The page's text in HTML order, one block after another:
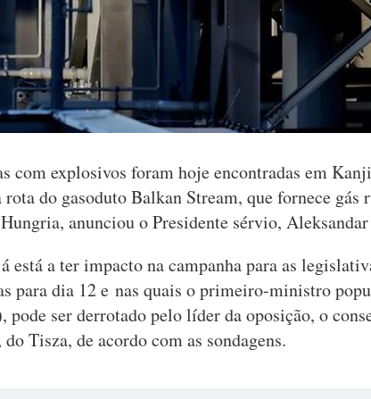
com explosivos foram hoje encontradas em
rota do gasoduto Balkan Stream, que fornece gás
anunciou o Presidente sérvio,
está a ter impacto na campanha para as
para dia 12 e nas quais o primeiro-ministro
pode ser derrotado pelo líder da oposição, o
do Tisza, de acordo com as sondagens.